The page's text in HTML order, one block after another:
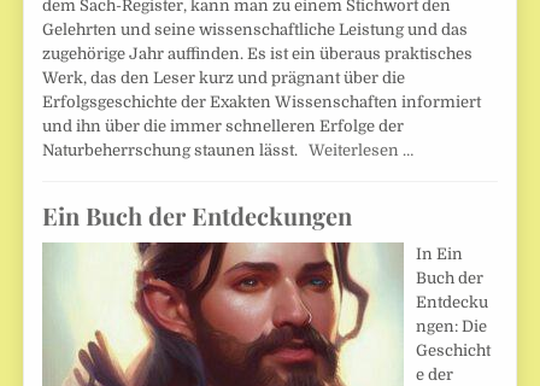
dem Sach-Register, kann man zu einem Stichwort den
Gelehrten und seine wissenschaftliche Leistung und das
zugehörige Jahr auffinden. Es ist ein überaus praktisches
Werk, das den Leser kurz und prägnant über die
Erfolgsgeschichte der Exakten Wissenschaften informiert
und ihn über die immer schnelleren Erfolge der
Naturbeherrschung staunen lässt.Weiterlesen …
Ein Buch der Entdeckungen
In Ein
Buch der
Entdecku
ngen: Die
Geschicht
e der